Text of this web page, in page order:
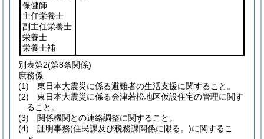
保健師
主任栄養士
副主任栄養士
栄養士
栄養士補
別表第2(第8条関係)
庶務係
(1) 東日本大震災に係る避難者の生活支援に関すること。
(2) 東日本大震災に係る会津若松地区仮設住宅の管理に関す
ること。
(3) 関係機関との連絡調整に関すること。
(4) 証明事務(住民課及び税務課関係に限る。)に関するこ